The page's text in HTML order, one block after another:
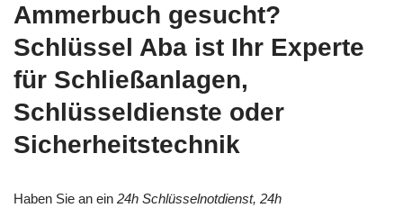
Ammerbuch gesucht?
Schlüssel Aba ist Ihr Experte
für Schließanlagen,
Schlüsseldienste oder
Sicherheitstechnik
Haben Sie an ein 24h Schlüsselnotdienst, 24h